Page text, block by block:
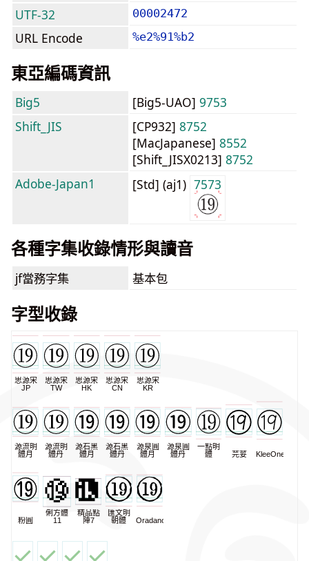
UTF-32 00002472
URL Encode %e2%91%b2
東亞編碼資訊
Big5 [Big5-UAO] 9753
Shift_JIS
[CP932] 8752
[MacJapanese] 8552
[Shift_JISX0213] 8752
Adobe-Japan1
[Std] (aj1) 7573
各種字集收錄情形與讀音
jf當務字集 基本包
字型收錄
思源宋
JP
思源宋
TW
思源宋
HK
思源宋
CN
思源宋
KR
源流明
體月
源流明
體丹
源石黑
體月
源石黑
體丹
源泉圓
體月
源泉圓
體丹
一點明
體
芫荽 KleeOne
粉圓
俐方體
11
精品點
陣7
匯文明
朝體
Oradano